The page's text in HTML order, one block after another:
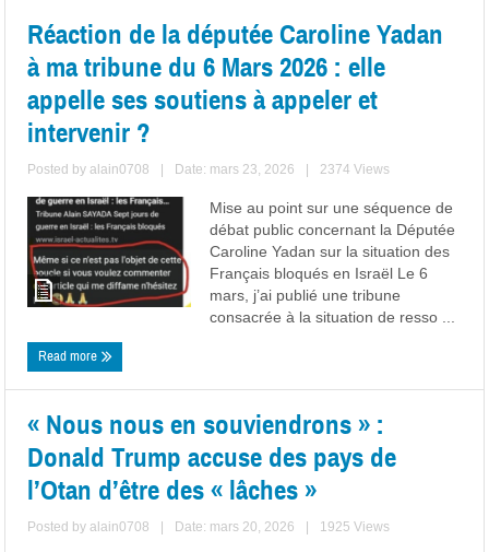
Réaction de la députée Caroline Yadan
à ma tribune du 6 Mars 2026 : elle
appelle ses soutiens à appeler et
intervenir ?
Posted byalain0708 Date: mars 23, 2026 2374 Views
Mise au point sur une séquence de
débat public concernant la Députée
Caroline Yadan sur la situation des
Français bloqués en Israël Le 6
mars, j’ai publié une tribune
consacrée à la situation de resso ...
Read more
« Nous nous en souviendrons » :
Donald Trump accuse des pays de
l’Otan d’être des « lâches »
Posted byalain0708 Date: mars 20, 2026 1925 Views